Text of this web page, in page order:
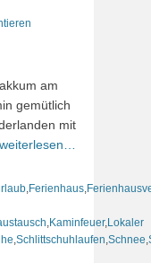
am
gemütlich
mit
weiterlesen…
Ferienhaus
Kaminfeuer, Lokaler
Schlittschuhlaufen Schnee